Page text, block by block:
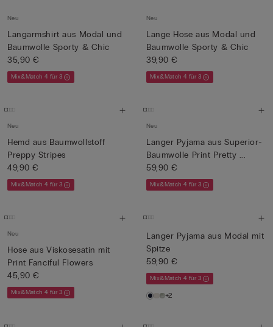
Neu
Langarmshirt aus Modal und
Baumwolle Sporty & Chic
35,90 €
Mix&Match 4 für 3
Neu
Lange Hose aus Modal und
Baumwolle Sporty & Chic
39,90 €
Mix&Match 4 für 3
Neu
Hemd aus Baumwollstoff
Preppy Stripes
49,90 €
Mix&Match 4 für 3
Neu
Langer Pyjama aus Superior-
Baumwolle Print Pretty ...
59,90 €
Mix&Match 4 für 3
Neu
Hose aus Viskosesatin mit
Print Fanciful Flowers
45,90 €
Mix&Match 4 für 3
Langer Pyjama aus Modal mit
Spitze
59,90 €
Mix&Match 4 für 3
+2